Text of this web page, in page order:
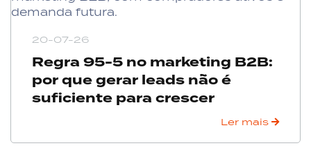
20-07-26
Regra 95-5 no marketing B2B:
por que gerar leads não é
suficiente para crescer
Ler mais